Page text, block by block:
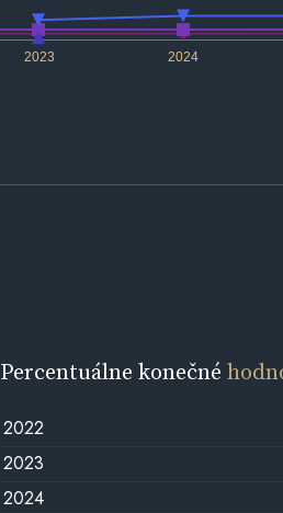
2023 2024
Percentuálne konečné
2022
2023
2024